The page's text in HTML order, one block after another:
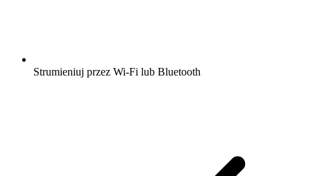
Strumieniuj przez Wi-Fi lub Bluetooth